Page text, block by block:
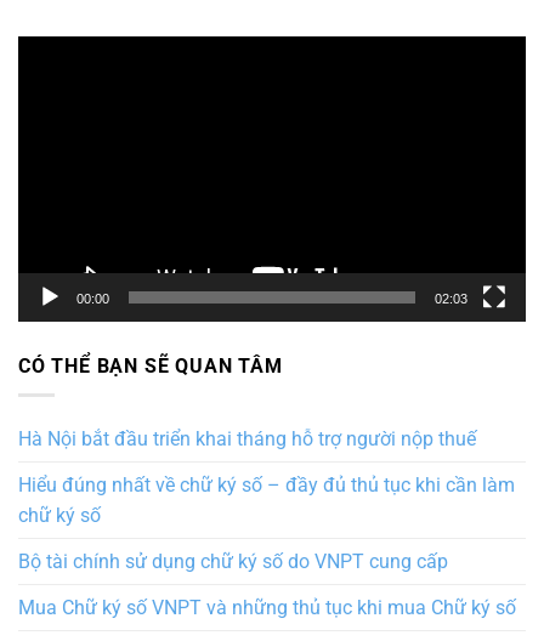
00:00 02:03
CÓ THỂ BẠN SẼ QUAN TÂM
Hà Nội bắt đầu triển khai tháng hỗ trợ người nộp thuế
Hiểu đúng nhất về chữ ký số – đầy đủ thủ tục khi cần làm
chữ ký số
Bộ tài chính sử dụng chữ ký số do VNPT cung cấp
Mua Chữ ký số VNPT và những thủ tục khi mua Chữ ký số